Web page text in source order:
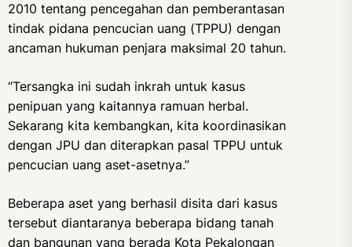
2010 tentang pencegahan dan pemberantasan
tindak pidana pencucian uang (TPPU) dengan
ancaman hukuman penjara maksimal 20 tahun.
“Tersangka ini sudah inkrah untuk kasus
penipuan yang kaitannya ramuan herbal.
Sekarang kita kembangkan, kita koordinasikan
dengan JPU dan diterapkan pasal TPPU untuk
pencucian uang aset-asetnya.”
Beberapa aset yang berhasil disita dari kasus
tersebut diantaranya beberapa bidang tanah
dan bangunan yang berada Kota Pekalongan